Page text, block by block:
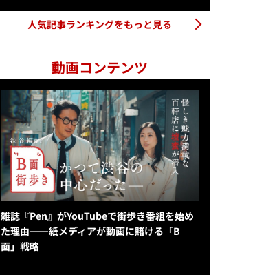
人気記事ランキングをもっと見る
動画コンテンツ
雑誌『Pen』がYouTubeで街歩き番組を始め
た理由——紙メディアが動画に賭ける「B
面」戦略